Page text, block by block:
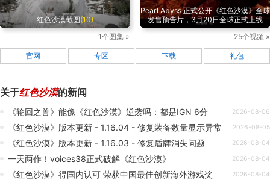
红色沙漠截图(10)
1个图集 »
Pearl Abyss 正式公开《红色沙漠》全球
发售预告片，3月20日全球正式上线
25个视频 »
官网 专区 下载 礼包
关于红色沙漠的新闻
《轮回之兽》能像《红色沙漠》逆袭吗：都是IGN 6分 2026-08-06
《红色沙漠》版本更新 - 1.16.04 - 修复装备数量显示异常 2026-08-05
《红色沙漠》版本更新 - 1.16.03 - 修复盾牌消失问题 2026-08-04
一天两作！voices38正式破解《红色沙漠》 2026-08-04
《红色沙漠》得国内认可 荣获中国最佳创新海外游戏奖 2026-08-04